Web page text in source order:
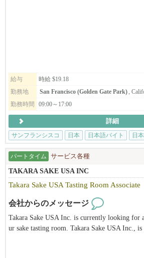
していける方に来て頂けると嬉しいです!
*応募の際は、必ず履歴書の送付を宜しく
語/英語どちらでもOKです）
ご応募いただいた内容を確認のうえ、選
のみ、5日以内に弊社よりご連絡いたしま
見送らせていただいたものとしてご了承く
【赴任までのプロセス】
2.Zoom及び対面での面接 (2~3回）
＝＝＝＝
We are hiring part time sales and cashier at The
ft shop.
The Japanese Tea Garden provides visitors
n opportunity to experience the natural beauty,
of a Japanese-style garden in the heart of San
ark.
Originally created as a “Japanese Village”
給与
時給 $19.18
勤務地
San Francisco (Golden Gate Park),
勤務時間
09:00～17:00
詳細
サンフランシスコ
日本 日本語バイト 日
パートタイム サービス各種
TAKARA SAKE USA INC
Takara Sake USA Tasting Room Associate
会社からのメッセージ
Takara Sake USA Inc. is currently looking for
ur sake tasting room. Takara Sake USA Inc.,